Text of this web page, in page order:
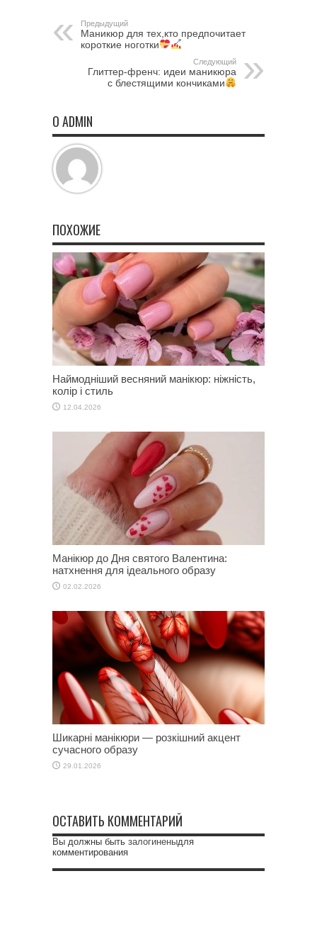
Предыдущий
Маникюр для тех,кто предпочитает
короткие ноготки
Следующий
Глиттер-френч: идеи маникюра
с блестящими кончиками
О ADMIN
ПОХОЖИЕ
Наймодніший весняний манікюр: ніжність,
колір і стиль
12.04.2026
Манікюр до Дня святого Валентина:
натхнення для ідеального образу
02.02.2026
Шикарні манікюри — розкішний акцент
сучасного образу
29.01.2026
ОСТАВИТЬ КОММЕНТАРИЙ
Вы должны быть залогиненыдля
комментирования